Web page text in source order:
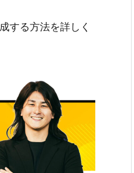
する方法を詳しく